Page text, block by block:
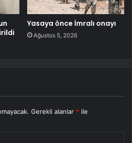
Yasaya önce İmralı onayı
Ağustos 5, 2026
Gerekli alanlar * ile